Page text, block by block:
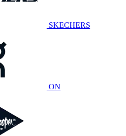
SKECHERS
ON